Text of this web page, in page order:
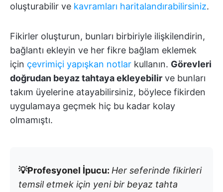
oluşturabilir ve kavramları haritalandırabilirsiniz.
Fikirler oluşturun, bunları birbiriyle ilişkilendirin,
bağlantı ekleyin ve her fikre bağlam eklemek
için çevrimiçi yapışkan notlar kullanın. Görevleri
doğrudan beyaz tahtaya ekleyebilir ve bunları
takım üyelerine atayabilirsiniz, böylece fikirden
uygulamaya geçmek hiç bu kadar kolay
olmamıştı.
💡Profesyonel İpucu: Her seferinde fikirleri
temsil etmek için yeni bir beyaz tahta